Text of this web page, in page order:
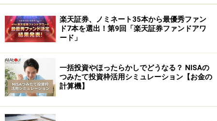
楽天証券、ノミネート35本から最優秀ファン
ド7本を選出！第9回「楽天証券ファンドアワ
ード」
一括投資やほったらかしでどうなる？ NISAの
つみたて投資枠活用シミュレーション【お金の
計算機】